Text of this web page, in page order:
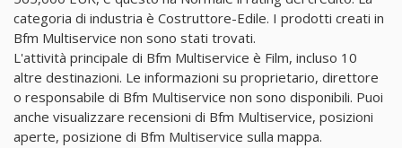
categoria di industria è Costruttore-Edile. I prodotti creati in
Bfm Multiservice non sono stati trovati.
L'attività principale di Bfm Multiservice è Film, incluso 10
altre destinazioni. Le informazioni su proprietario, direttore
o responsabile di Bfm Multiservice non sono disponibili. Puoi
anche visualizzare recensioni di Bfm Multiservice, posizioni
aperte, posizione di Bfm Multiservice sulla mappa.